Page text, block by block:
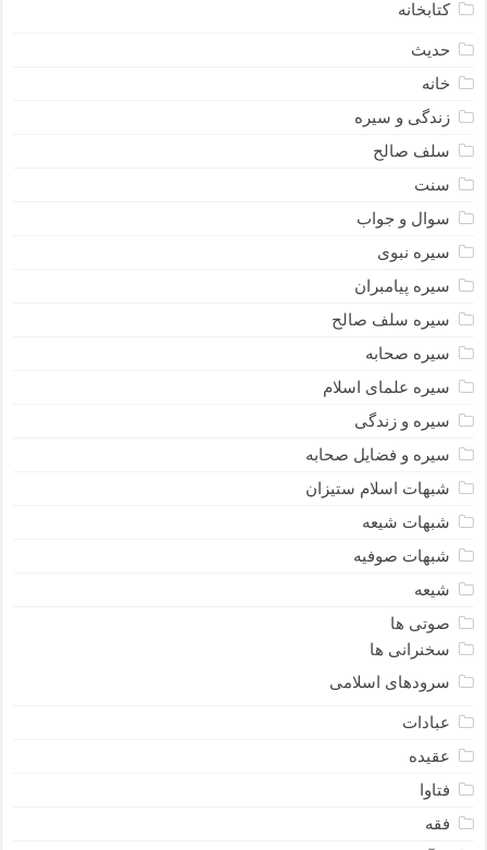
کتابخانه
حدیث
خانه
زندگی و سیره
سلف صالح
سنت
سوال و جواب
سیره نبوى
سیره پیامبران
سیره سلف صالح
سیره صحابه
سیره علمای اسلام
سیره و زندگی
سیره و فضایل صحابه
شبهات اسلام ستیزان
شبهات شیعه
شبهات صوفیه
شیعه
صوتی ها
سخنرانی ها
سرودهای اسلامی
عبادات
عقیده
فتاوا
فقه